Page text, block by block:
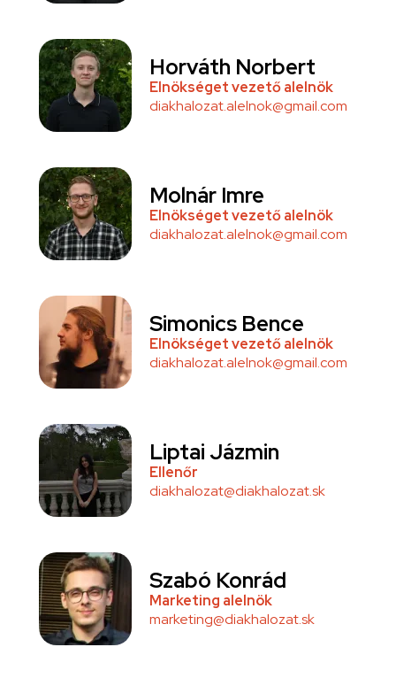
Horváth Norbert
Elnökséget vezető alelnök
diakhalozat.alelnok@gmail.com
Molnár Imre
Elnökséget vezető alelnök
diakhalozat.alelnok@gmail.com
Simonics Bence
Elnökséget vezető alelnök
diakhalozat.alelnok@gmail.com
Liptai Jázmin
Ellenőr
diakhalozat@diakhalozat.sk
Szabó Konrád
Marketing alelnök
marketing@diakhalozat.sk